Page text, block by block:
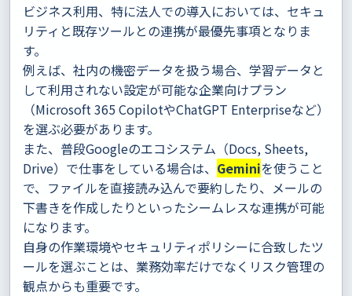
ビジネス利用、特に法人での導入においては、セキュ
リティと既存ツールとの連携が最優先事項となりま
す。
例えば、社内の機密データを扱う場合、学習データと
して利用されない設定が可能な企業向けプラン
（Microsoft 365 CopilotやChatGPT Enterpriseなど）
を選ぶ必要があります。
また、普段Googleのエコシステム（Docs, Sheets,
Drive）で仕事をしている場合は、 Geminiを使うこと
で、ファイルを直接読み込んで要約したり、メールの
下書きを作成したりといったシームレスな連携が可能
になります。
自身の作業環境やセキュリティポリシーに合致したツ
ールを選ぶことは、業務効率だけでなくリスク管理の
観点からも重要です。